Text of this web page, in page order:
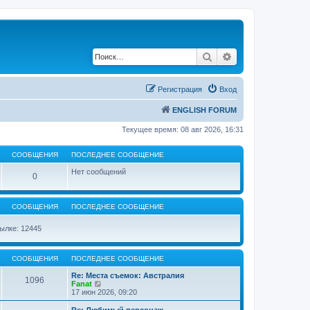
Поиск
Вход
Регистрация
ENGLISH FORUM
Текущее время: 08 авг 2026, 16:31
СООБЩЕНИЯ ПОСЛЕДНЕЕ СООБЩЕНИЕ
0 Нет сообщений
СООБЩЕНИЯ ПОСЛЕДНЕЕ СООБЩЕНИЕ
12445
СООБЩЕНИЯ ПОСЛЕДНЕЕ СООБЩЕНИЕ
1096
Re: Места съемок: Австралия
Fanat
е
р
е
17 июн 2026, 09:20